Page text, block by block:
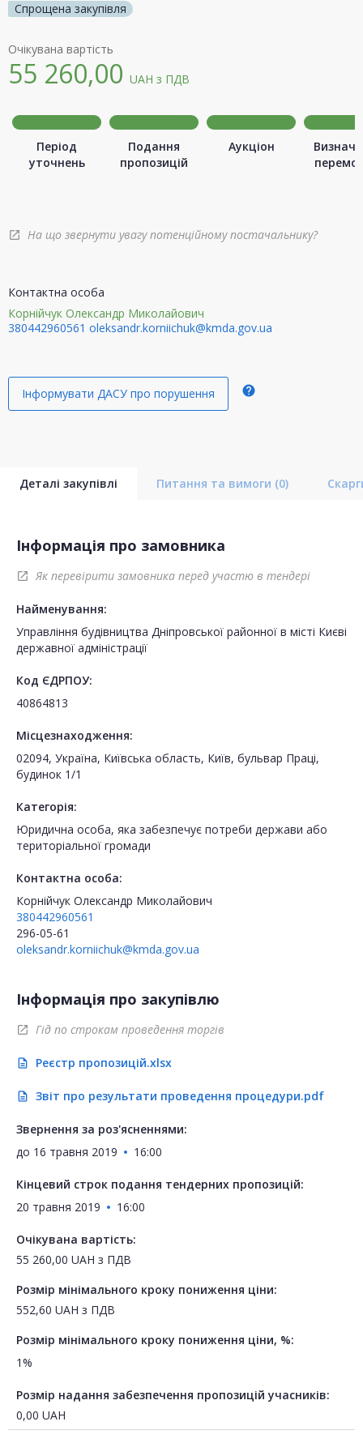
Спрощена закупівля
Очікувана вартість
55 260,00 UAH з ПДВ
Період
уточнень
Подання
пропозицій
Аукціон
open_in_new На що звернути увагу потенційному постачальнику?
Контактна особа
Корнійчук Олександр Миколайович
380442960561 oleksandr.korniichuk@kmda.gov.ua
Інформувати ДАСУ про порушення help
Деталі закупівлі Питання та вимоги (0)
Інформація про замовника
open_in_new Як перевірити замовника перед участю в тендері
Найменування:
Управління будівництва Дніпровської районної в місті Києві
державної адміністрації
Код ЄДРПОУ:
40864813
Місцезнаходження:
02094, Україна, Київська область, Київ, бульвар Праці,
будинок 1/1
Категорія:
Юридична особа, яка забезпечує потреби держави або
територіальної громади
Контактна особа:
Корнійчук Олександр Миколайович
380442960561
296-05-61
oleksandr.korniichuk@kmda.gov.ua
Інформація про закупівлю
open_in_new Гід по строкам проведення торгів
description Реєстр пропозицій.xlsx
description Звіт про результати проведення процедури.pdf
Звернення за роз'ясненнями:
до 16 травня 2019 16:00
Кінцевий строк подання тендерних пропозицій:
20 травня 2019
16:00
Очікувана вартість:
55 260,00 UAH з ПДВ
Розмір мінімального кроку пониження ціни:
552,60 UAH з ПДВ
Розмір мінімального кроку пониження ціни, %:
1%
Розмір надання забезпечення пропозицій учасників:
0,00 UAH